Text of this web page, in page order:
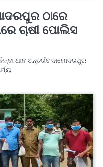
ଠାରେ
ଚାଷୀ ପୋଲିସ
ଥାନା ଅନ୍ତର୍ଗତ ଦାମୋଦରପୁର